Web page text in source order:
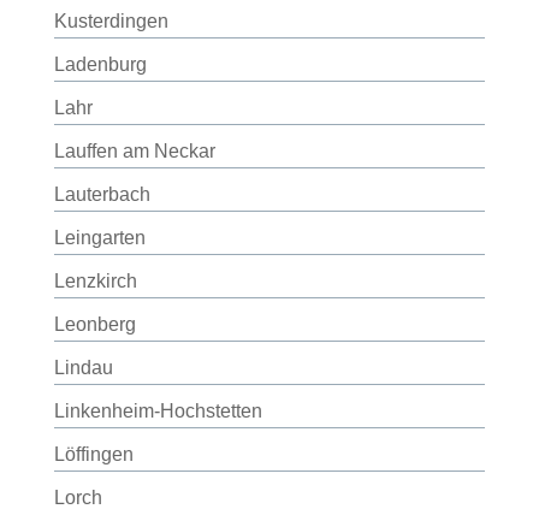
Kusterdingen
Ladenburg
Lahr
Lauffen am Neckar
Lauterbach
Leingarten
Lenzkirch
Leonberg
Lindau
Linkenheim-Hochstetten
Löffingen
Lorch